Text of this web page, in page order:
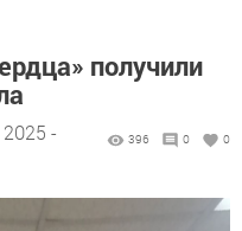
получили
-
396 0 0